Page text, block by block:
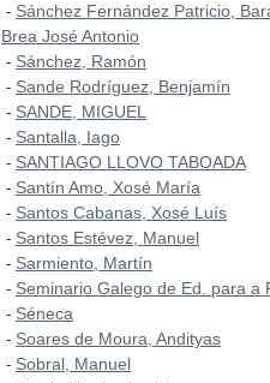
- Sánchez Fernández Patricio,
Brea José Antonio
- Sánchez, Ramón
- Sande Rodríguez, Benjamín
- SANDE, MIGUEL
- Santalla, Iago
- SANTIAGO LLOVO TABOADA
- Santín Amo, Xosé María
- Santos Cabanas, Xosé Luís
- Santos Estévez, Manuel
- Sarmiento, Martín
- Seminario Galego de Ed. para a
- Séneca
- Soares de Moura, Andityas
- Sobral, Manuel